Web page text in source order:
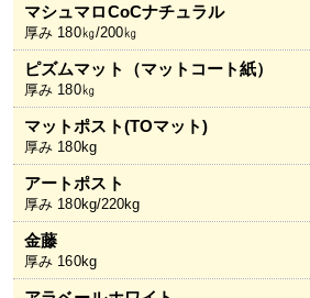
マシュマロCoCナチュラル
厚み 180㎏/200㎏
ピズムマット（マットコート紙）
厚み 180㎏
マットポスト(TOマット)
厚み 180kg
アートポスト
厚み 180kg/220kg
金藤
厚み 160kg